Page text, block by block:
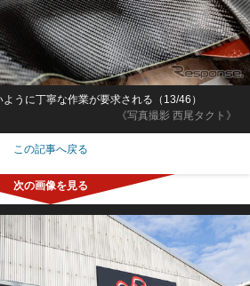
《写真撮影 西尾タクト》
うに丁寧な作業が要求される（13/46）
この記事へ戻る